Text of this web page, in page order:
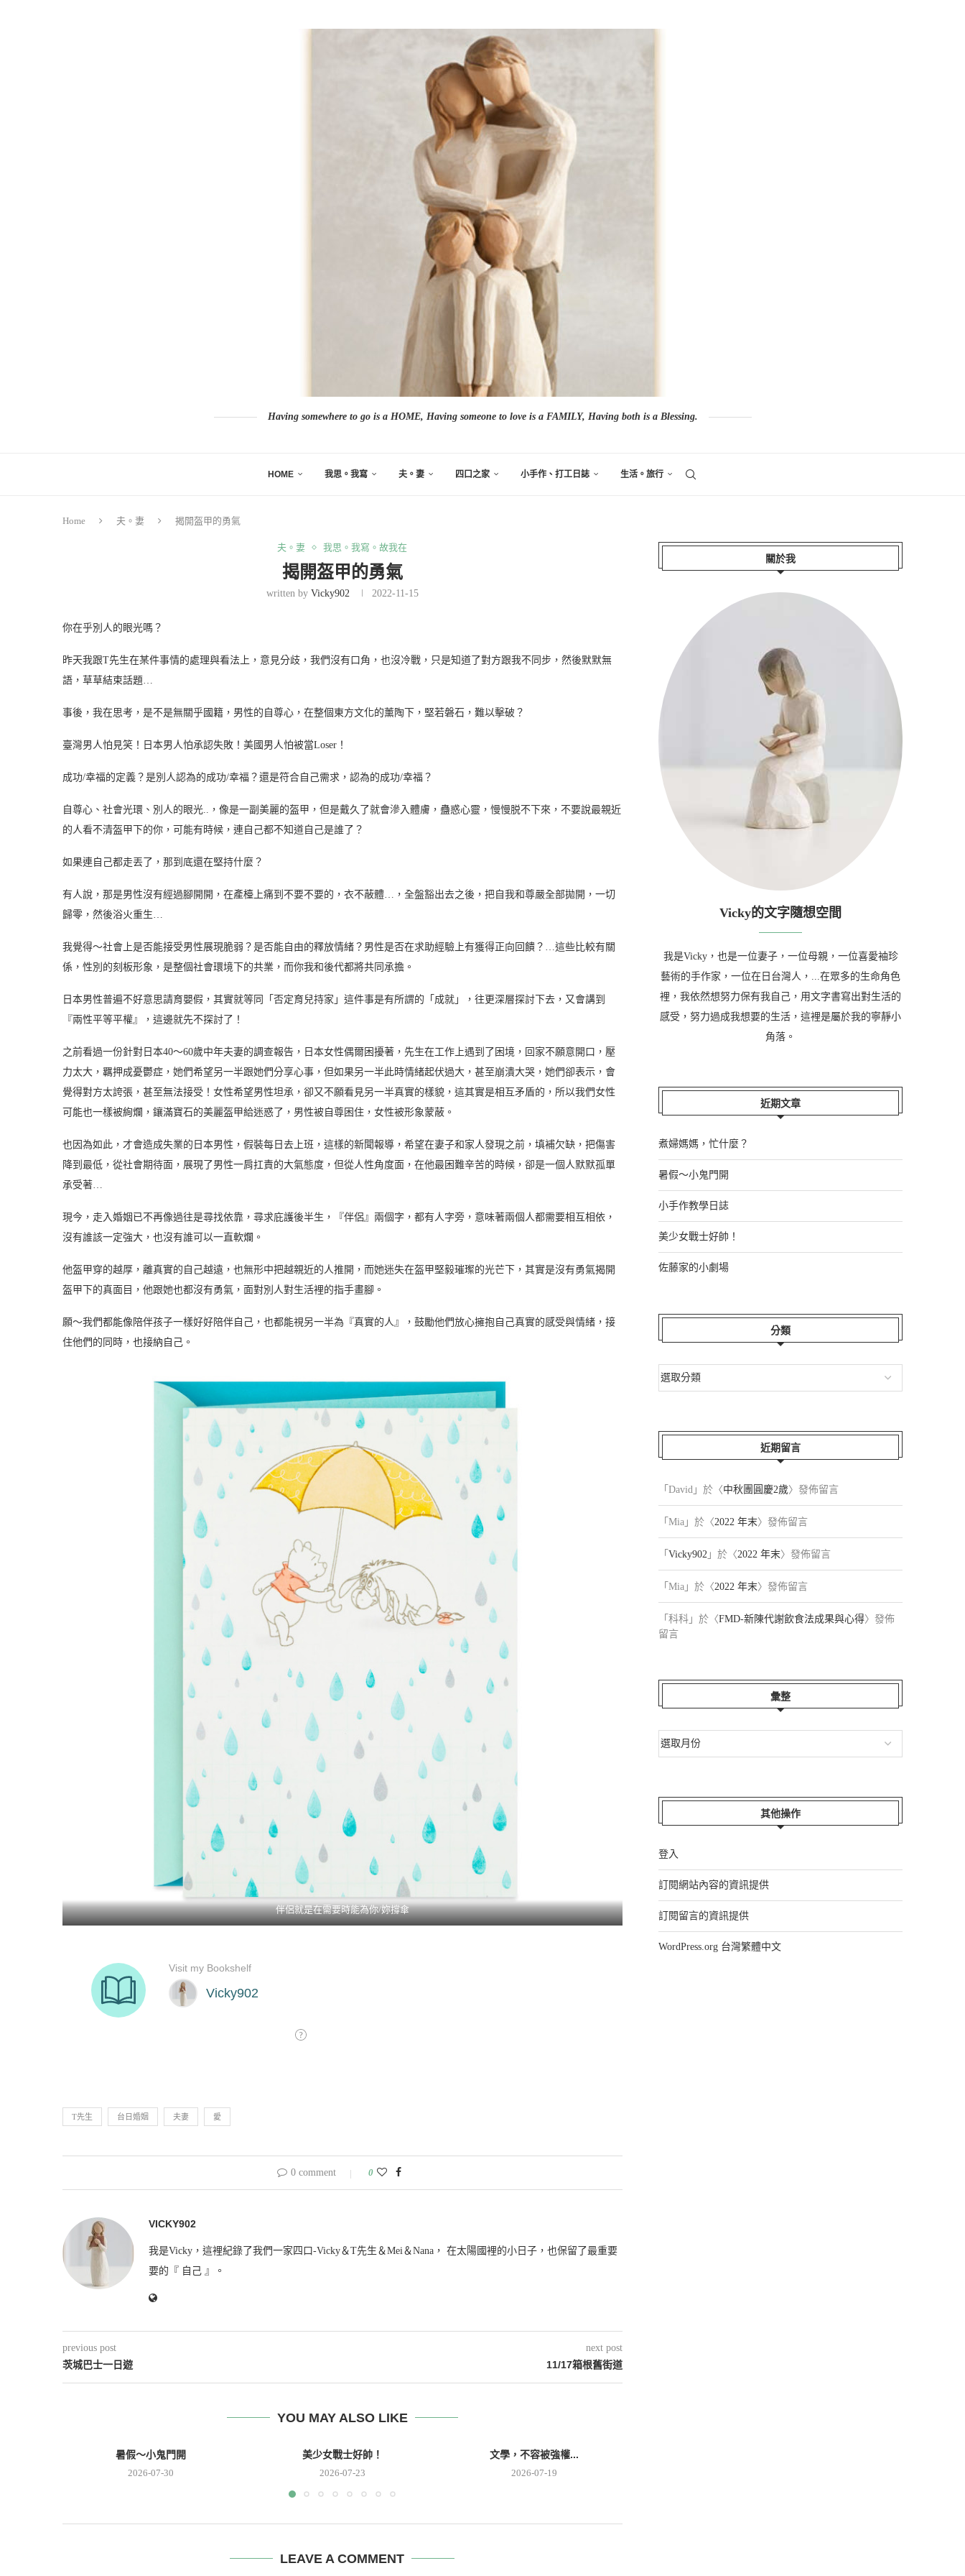
Having somewhere to go is a HOME, Having someone to love is a FAMILY, Having both is a Blessing.
HOME 我思。我寫 夫。妻 四口之家 小手作、打工日誌 生活。旅行
Home 夫。妻 揭開盔甲的勇氣
夫。妻 我思。我寫。故我在
揭開盔甲的勇氣
written by Vicky902 2022-11-15
你在乎別人的眼光嗎？
昨天我跟T先生在某件事情的處理與看法上，意見分歧，我們沒有口角，也沒冷戰，只是知道了對方跟我不同步，然後默默無
語，草草結束話題…
事後，我在思考，是不是無關乎國籍，男性的自尊心，在整個東方文化的薰陶下，堅若磐石，難以擊破？
臺灣男人怕見笑！日本男人怕承認失敗！美國男人怕被當Loser！
成功/幸福的定義？是別人認為的成功/幸福？還是符合自己需求，認為的成功/幸福？
自尊心、社會光環、別人的眼光..，像是一副美麗的盔甲，但是戴久了就會滲入體膚，蠱惑心靈，慢慢脱不下來，不要說最親近
的人看不清盔甲下的你，可能有時候，連自己都不知道自己是誰了？
如果連自己都走丟了，那到底還在堅持什麼？
有人說，那是男性沒有經過腳開開，在產檯上痛到不要不要的，衣不蔽體…，全盤豁出去之後，把自我和尊嚴全部拋開，一切
歸零，然後浴火重生…
我覺得～社會上是否能接受男性展現脆弱？是否能自由的釋放情緒？男性是否在求助經驗上有獲得正向回饋？…這些比較有關
係，性別的刻板形象，是整個社會環境下的共業，而你我和後代都將共同承擔。
日本男性普遍不好意思請育嬰假，其實就等同「否定育兒持家」這件事是有所謂的「成就」，往更深層探討下去，又會講到
『兩性平等平權』，這邊就先不探討了！
之前看過一份針對日本40～60歲中年夫妻的調查報告，日本女性偶爾困擾著，先生在工作上遇到了困境，回家不願意開口，壓
力太大，羈押成憂鬱症，她們希望另一半跟她們分享心事，但如果另一半此時情緒起伏過大，甚至崩潰大哭，她們卻表示，會
覺得對方太誇張，甚至無法接受！女性希望男性坦承，卻又不願看見另一半真實的樣貌，這其實是相互矛盾的，所以我們女性
可能也一樣被絢爛，鑲滿寶石的美麗盔甲給迷惑了，男性被自尊困住，女性被形象蒙蔽。
也因為如此，才會造成失業的日本男性，假裝每日去上班，這樣的新聞報導，希望在妻子和家人發現之前，填補欠缺，把傷害
降到最低，從社會期待面，展現了男性一肩扛責的大氣態度，但從人性角度面，在他最困難辛苦的時候，卻是一個人默默孤單
承受著…
現今，走入婚姻已不再像過往是尋找依靠，尋求庇護後半生，『伴侶』兩個字，都有人字旁，意味著兩個人都需要相互相依，
沒有誰該一定強大，也沒有誰可以一直軟爛。
他盔甲穿的越厚，離真實的自己越遠，也無形中把越親近的人推開，而她迷失在盔甲堅毅璀璨的光芒下，其實是沒有勇氣揭開
盔甲下的真面目，他跟她也都沒有勇氣，面對別人對生活裡的指手畫腳。
願～我們都能像陪伴孩子一樣好好陪伴自己，也都能視另一半為『真實的人』，鼓勵他們放心擁抱自己真實的感受與情緒，接
住他們的同時，也接納自己。
伴侶就是在需要時能為你/妳撐傘
T先生 台日婚姻 夫妻 愛
0 comment 0
VICKY902
我是Vicky，這裡紀錄了我們一家四口-Vicky＆T先生＆Mei＆Nana， 在太陽國裡的小日子，也保留了最重要
要的『 自己 』。
previous post
茨城巴士一日遊
next post
11/17箱根舊街道
YOU MAY ALSO LIKE
暑假～小鬼門開
2026-07-30
美少女戰士好帥！
2026-07-23
文學，不容被強權...
2026-07-19
LEAVE A COMMENT
關於我
Vicky的文字隨想空間
我是Vicky，也是一位妻子，一位母親，一位喜愛袖珍
藝術的手作家，一位在日台灣人，...在眾多的生命角色
裡，我依然想努力保有我自己，用文字書寫出對生活的
感受，努力過成我想要的生活，這裡是屬於我的寧靜小
角落。
近期文章
煮婦媽媽，忙什麼？
暑假～小鬼門開
小手作教學日誌
美少女戰士好帥！
佐藤家的小劇場
分類
近期留言
「 David 」於〈中秋團圓慶2歲〉發佈留言
「 Mia 」於〈2022 年末〉發佈留言
「 Vicky902 」於〈2022 年末〉發佈留言
「 Mia 」於〈2022 年末〉發佈留言
「 科科 」於〈FMD-新陳代謝飲食法成果與心得〉發佈
留言
彙整
其他操作
登入
訂閱網站內容的資訊提供
訂閱留言的資訊提供
WordPress.org 台灣繁體中文